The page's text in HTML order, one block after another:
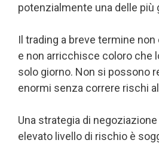
potenzialmente una delle più
Il trading a breve termine non
e non arricchisce coloro che
solo giorno. Non si possono
enormi senza correre rischi
Una strategia di
elevato livello di rischio è